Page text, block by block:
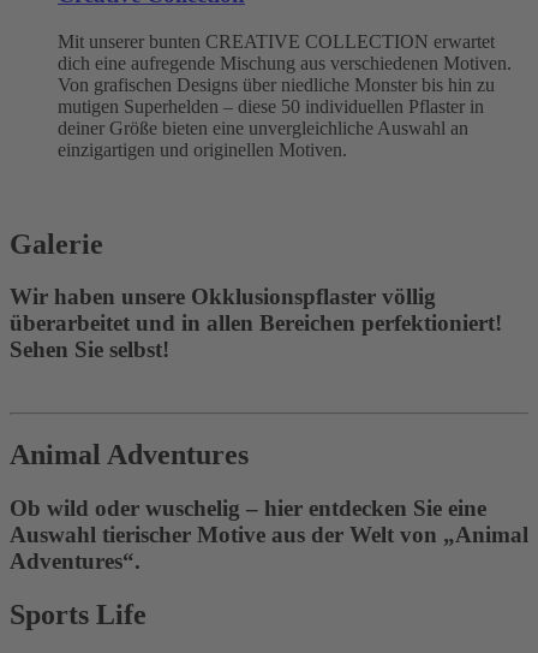
Mit unserer bunten CREATIVE COLLECTION erwartet
dich eine aufregende Mischung aus verschiedenen Motiven.
Von grafischen Designs über niedliche Monster bis hin zu
mutigen Superhelden – diese 50 individuellen Pflaster in
deiner Größe bieten eine unvergleichliche Auswahl an
einzigartigen und originellen Motiven.
Galerie
Wir haben unsere Okklusionspflaster völlig
überarbeitet und in allen Bereichen perfektioniert!
Sehen Sie selbst!
Animal Adventures
Ob wild oder wuschelig – hier entdecken Sie eine
Auswahl tierischer Motive aus der Welt von „Animal
Adventures“.
Sports Life